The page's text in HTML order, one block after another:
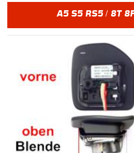
A5 S5 RS5 / 8T